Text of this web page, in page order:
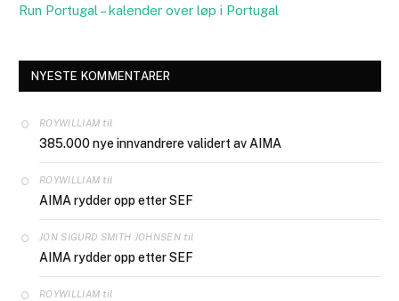
Run Portugal – kalender over løp i Portugal
NYESTE KOMMENTARER
ROYWILLIAM til
385.000 nye innvandrere validert av AIMA
ROYWILLIAM til
AIMA rydder opp etter SEF
JON SIGURD SMITH JOHNSENtil
AIMA rydder opp etter SEF
ROYWILLIAM til